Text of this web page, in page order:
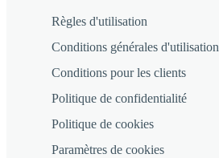
Règles d'utilisation
Conditions générales d'utilisation
Conditions pour les clients
Politique de confidentialité
Politique de cookies
Paramètres de cookies